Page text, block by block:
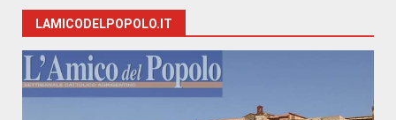
LAMICODELPOPOLO.IT